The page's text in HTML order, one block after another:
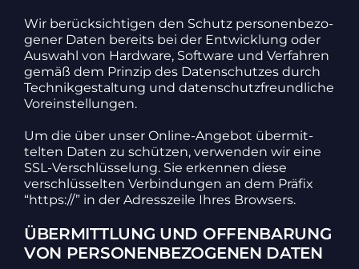
Wir berück­sich­tigen den Schutz perso­nen­be­zo­
gener Daten bereits bei der Entwick­lung oder
Auswahl von Hard­ware, Soft­ware und Verfahren
gemäß dem Prinzip des Daten­schutzes durch
Tech­nik­ge­stal­tung und daten­schutz­freund­liche
Vorein­stel­lungen.
Um die über unser Online-Angebot über­mit­
telten Daten zu schützen, verwenden wir eine
SSL-Verschlüs­se­lung. Sie erkennen diese
verschlüs­selten Verbin­dungen an dem Präfix
“https://” in der Adress­zeile Ihres Brow­sers.
ÜBERMITTLUNG UND OFFENBARUNG
VON PERSONENBEZOGENEN DATEN